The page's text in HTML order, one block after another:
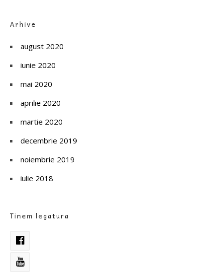
Arhive
august 2020
iunie 2020
mai 2020
aprilie 2020
martie 2020
decembrie 2019
noiembrie 2019
iulie 2018
Tinem legatura